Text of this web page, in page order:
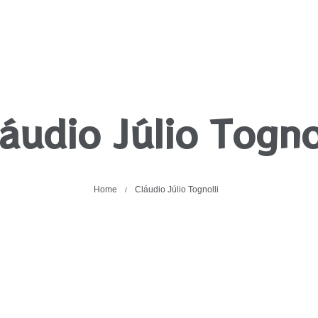
Júlio
Home / Cláudio Júlio Tognolli